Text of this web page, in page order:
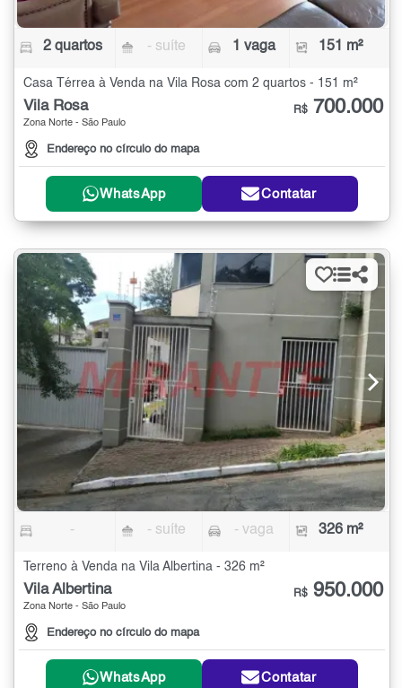
2 quartos - suíte 1 vaga 151 m²
Casa Térrea à Venda na Vila Rosa com 2 quartos - 151 m²
Vila Rosa
Zona Norte - São Paulo
Endereço no círculo do mapa
R$ 700.000
WhatsApp Contatar
- - suíte - vaga 326 m²
Terreno à Venda na Vila Albertina - 326 m²
Vila Albertina
Zona Norte - São Paulo
Endereço no círculo do mapa
R$ 950.000
WhatsApp Contatar